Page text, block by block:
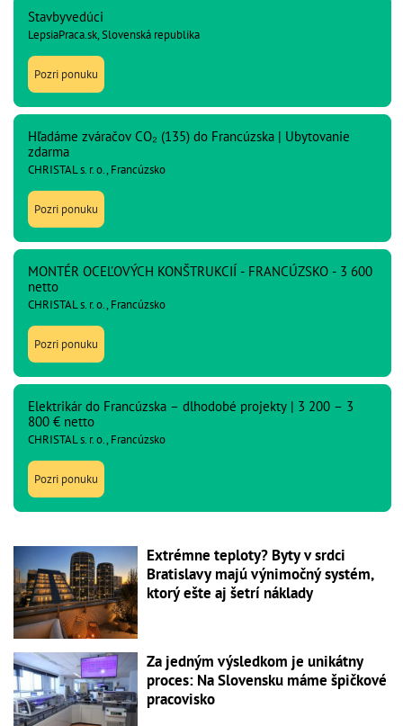
Stavbyvedúci
LepsiaPraca.sk, Slovenská republika
Pozri ponuku
Hľadáme zváračov CO₂ (135) do Francúzska | Ubytovanie
zdarma
CHRISTAL s. r. o., Francúzsko
Pozri ponuku
MONTÉR OCEĽOVÝCH KONŠTRUKCIÍ - FRANCÚZSKO - 3 600
netto
CHRISTAL s. r. o., Francúzsko
Pozri ponuku
Elektrikár do Francúzska – dlhodobé projekty | 3 200 – 3
800 € netto
CHRISTAL s. r. o., Francúzsko
Pozri ponuku
Extrémne teploty? Byty v srdci
Bratislavy majú výnimočný systém,
ktorý ešte aj šetrí náklady
Za jedným výsledkom je unikátny
proces: Na Slovensku máme špičkové
pracovisko